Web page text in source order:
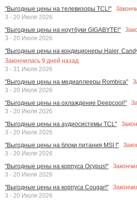
"Выгодные цены на телевизоры TCL!"
3 - 20 Июля 2026
"Выгодные цены на ноутбуки GIGABYTE!"
3 - 20 Июля 2026
"Выгодные цены на кондиционеры Haier,
Закончилась 9 дней назад
3 - 31 Июля 2026
"Выгодные цены на медиаплееры Rombica"
3 - 20 Июля 2026
"Выгодные цены на охлаждение Deepcool!"
3 - 20 Июля 2026
"Выгодные цены на аудиосистемы TCL"
3 - 20 Июля 2026
"Выгодные цены на блоки питания MSI !"
3 - 20 Июля 2026
"Выгодные цены на корпуса Ocypus!"
3 - 20 Июля 2026
"Выгодные цены на корпуса Cougar!"
3 - 20 Июля 2026